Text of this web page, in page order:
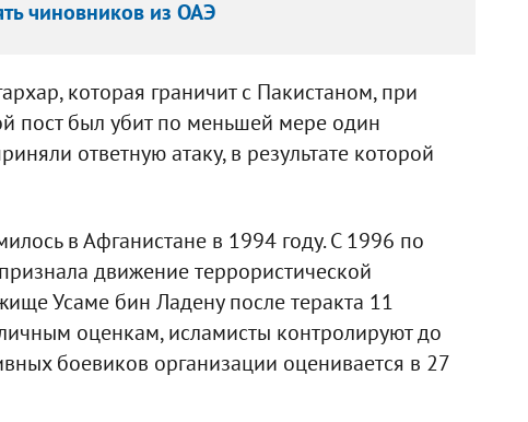
чиновников из ОАЭ
которая граничит с Пакистаном, при
пост был убит по меньшей мере один
ответную атаку, в результате которой
в Афганистане в 1994 году. С 1996 по
движение террористической
Усаме бин Ладену после теракта 11
оценкам, исламисты контролируют до
боевиков организации оценивается в 27